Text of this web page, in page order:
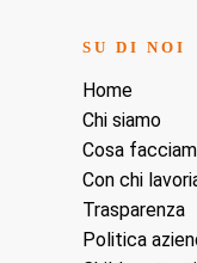
SU DI NOI
Home
Chi siamo
Cosa
Con chi
Trasparenza
Politica